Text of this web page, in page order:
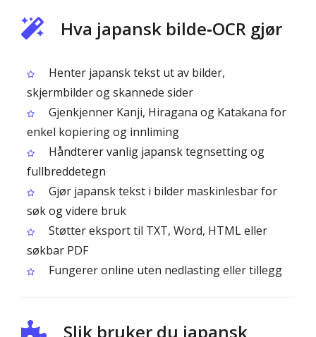
Hva japansk bilde‑OCR gjør
Henter japansk tekst ut av bilder,
skjermbilder og skannede sider
Gjenkjenner Kanji, Hiragana og Katakana for
enkel kopiering og innliming
Håndterer vanlig japansk tegnsetting og
fullbreddetegn
Gjør japansk tekst i bilder maskinlesbar for
søk og videre bruk
Støtter eksport til TXT, Word, HTML eller
søkbar PDF
Fungerer online uten nedlasting eller tillegg
Slik bruker du japansk